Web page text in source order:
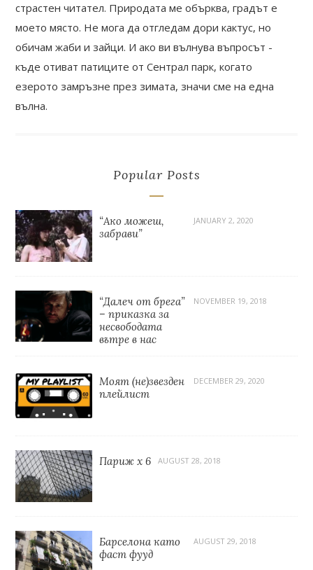
страстен читател. Природата ме обърква, градът е
моето място. Не мога да отгледам дори кактус, но
обичам жаби и зайци. И ако ви вълнува въпросът -
къде отиват патиците от Сентрал парк, когато
езерото замръзне през зимата, значи сме на една
вълна.
Popular Posts
“Ако можеш,
забрави”
JANUARY 2, 2020
“Далеч от брега”
– приказка за
несвободата
вътре в нас
NOVEMBER 19, 2018
Моят (не)звезден
плейлист
DECEMBER 29, 2020
Париж x 6 AUGUST 28, 2018
Барселона като
фаст фууд
AUGUST 29, 2018